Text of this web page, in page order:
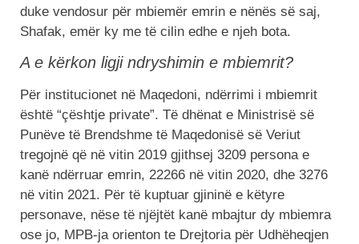
duke vendosur për mbiemër emrin e nënës së saj,
Shafak, emër ky me të cilin edhe e njeh bota.
A e kërkon ligji ndryshimin e mbiemrit?
Për institucionet në Maqedoni, ndërrimi i mbiemrit
është “çështje private”. Të dhënat e Ministrisë së
Punëve të Brendshme të Maqedonisë së Veriut
tregojnë që në vitin 2019 gjithsej 3209 persona e
kanë ndërruar emrin, 22266 në vitin 2020, dhe 3276
në vitin 2021. Për të kuptuar gjininë e këtyre
personave, nëse të njëjtët kanë mbajtur dy mbiemra
ose jo, MPB-ja orienton te Drejtoria për Udhëheqjen